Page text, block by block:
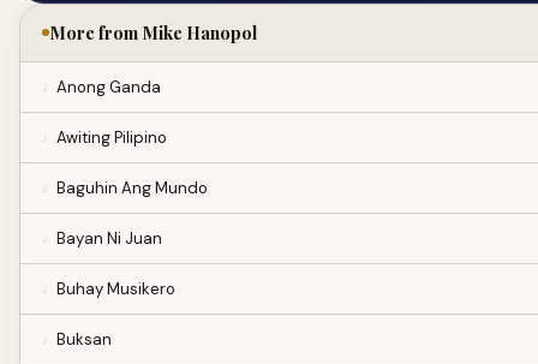
More from Mike Hanopol
Anong Ganda
Awiting Pilipino
Baguhin Ang Mundo
Bayan Ni Juan
Buhay Musikero
Buksan